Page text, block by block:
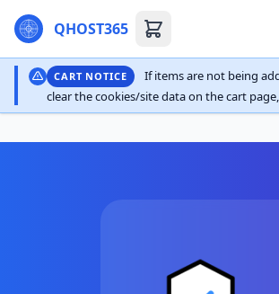
QHOST365
CART NOTICE
If items are not being
clear the cookies/site data on the cart